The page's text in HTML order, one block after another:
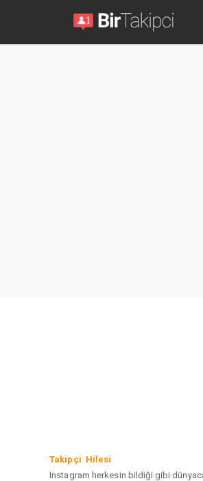
Takipçi Hilesi
Instagram herkesin bildiği gibi